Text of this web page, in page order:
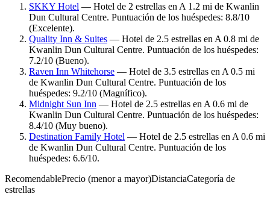
SKKY Hotel — Hotel de 2 estrellas en A 1.2 mi de Kwanlin
Dun Cultural Centre. Puntuación de los huéspedes: 8.8/10
(Excelente).
Quality Inn & Suites — Hotel de 2.5 estrellas en A 0.8 mi de
Kwanlin Dun Cultural Centre. Puntuación de los huéspedes:
7.2/10 (Bueno).
Raven Inn Whitehorse — Hotel de 3.5 estrellas en A 0.5 mi
de Kwanlin Dun Cultural Centre. Puntuación de los
huéspedes: 9.2/10 (Magnífico).
Midnight Sun Inn — Hotel de 2.5 estrellas en A 0.6 mi de
Kwanlin Dun Cultural Centre. Puntuación de los huéspedes:
8.4/10 (Muy bueno).
Destination Family Hotel — Hotel de 2.5 estrellas en A 0.6 mi
de Kwanlin Dun Cultural Centre. Puntuación de los
huéspedes: 6.6/10.
RecomendablePrecio (menor a mayor)DistanciaCategoría de
estrellas